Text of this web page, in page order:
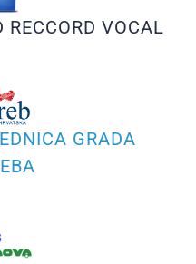
RECCORD VOCAL
GRADA